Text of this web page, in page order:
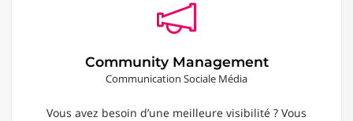
Community Management
Communication Sociale Média
Vous avez besoin d’une meilleure visibilité ? Vous